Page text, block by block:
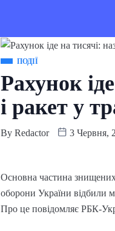
ПОДІЇ
Рахунок
і ракет у
By Redactor 3 Червня,
Основна частина знищених
оборони України відбили
Про це повідомляє РБК-